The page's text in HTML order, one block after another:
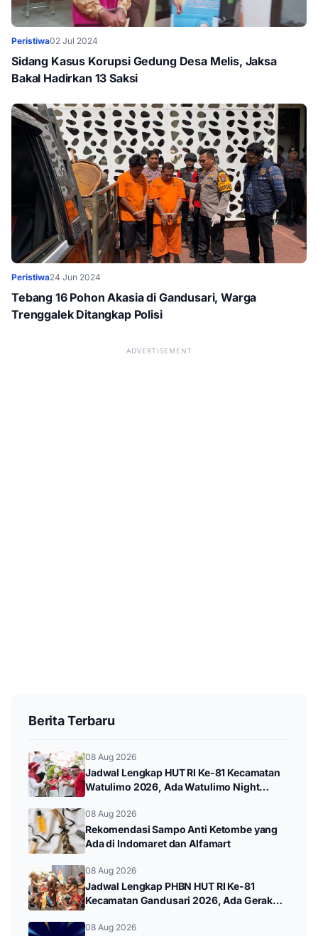
Peristiwa02 Jul 2024
Sidang Kasus Korupsi Gedung Desa Melis, Jaksa
Bakal Hadirkan 13 Saksi
Peristiwa24 Jun 2024
Tebang 16 Pohon Akasia di Gandusari, Warga
Trenggalek Ditangkap Polisi
ADVERTISEMENT
Berita Terbaru
08 Aug 2026
Jadwal Lengkap HUT RI Ke-81 Kecamatan
Watulimo 2026, Ada Watulimo Night
08 Aug 2026
Rekomendasi Sampo Anti Ketombe yang
Ada di Indomaret dan Alfamart
08 Aug 2026
Jadwal Lengkap PHBN HUT RI Ke-81
Kecamatan Gandusari 2026, Ada Gerak
08 Aug 2026